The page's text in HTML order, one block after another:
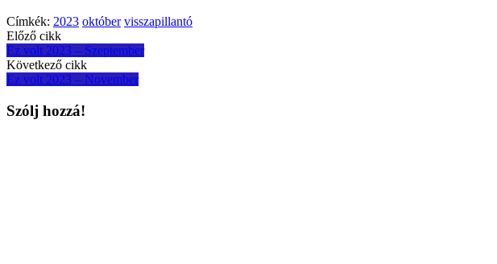
Címkék: 2023 október visszapillantó
Post
navigation
Előző cikk
Ez volt 2023 – Szeptember
Következő cikk
Ez volt 2023 – November
Szólj hozzá!